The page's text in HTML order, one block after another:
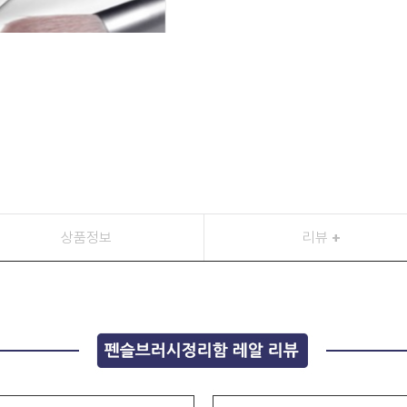
상품정보 리뷰 +